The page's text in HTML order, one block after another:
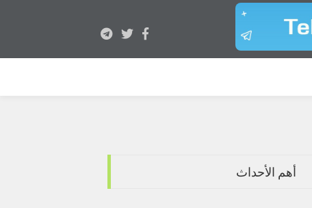
أهم الأحداث